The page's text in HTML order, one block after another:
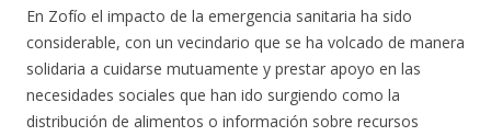
En Zofío el impacto de la emergencia sanitaria ha sido
considerable, con un vecindario que se ha volcado de manera
solidaria a cuidarse mutuamente y prestar apoyo en las
necesidades sociales que han ido surgiendo como la
distribución de alimentos o información sobre recursos